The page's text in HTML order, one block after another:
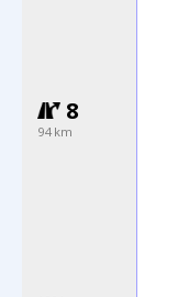
8
94km